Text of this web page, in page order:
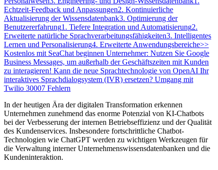
Echtzeit-Feedback und Anpassungen2. Kontinuierliche
Aktualisierung der Wissensdatenbank3. Optimierung der
Benutzererfahrung1. Tiefere Integration und Automatisierung2.
Erweiterte natürliche Sprachverarbeitungsfähigkeiten3. Intelligentes
Lernen und Personalisierung4. Erweiterte Anwendungsbereiche>>
Kostenlos mit SeaChat beginnen Unternehmer: Nutzen Sie Google
Business Messages, um außerhalb der Geschäftszeiten mit Kunden
zu interagieren! Kann die neue Sprachtechnologie von OpenAI Ihr
interaktives Sprachdialogsystem (IVR) ersetzen? Umgang mit
Twilio 30007 Fehlern
In der heutigen Ära der digitalen Transformation erkennen
Unternehmen zunehmend das enorme Potenzial von KI-Chatbots
bei der Verbesserung der internen Betriebseffizienz und der Qualität
des Kundenservices. Insbesondere fortschrittliche Chatbot-
Technologien wie ChatGPT werden zu wichtigen Werkzeugen für
die Verwaltung interner Unternehmenswissensdatenbanken und die
Kundeninteraktion.